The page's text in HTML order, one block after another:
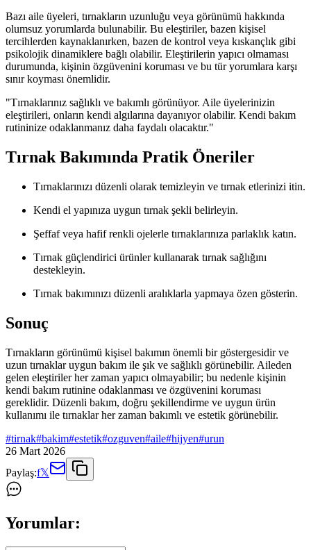
Bazı aile üyeleri, tırnakların uzunluğu veya görünümü hakkında
olumsuz yorumlarda bulunabilir. Bu eleştiriler, bazen kişisel
tercihlerden kaynaklanırken, bazen de kontrol veya kıskançlık gibi
psikolojik dinamiklere bağlı olabilir. Eleştirilerin yapıcı olmaması
durumunda, kişinin özgüvenini koruması ve bu tür yorumlara karşı
sınır koyması önemlidir.
"Tırnaklarınız sağlıklı ve bakımlı görünüyor. Aile üyelerinizin
eleştirileri, onların kendi algılarına dayanıyor olabilir. Kendi bakım
rutininize odaklanmanız daha faydalı olacaktır."
Tırnak Bakımında Pratik Öneriler
Tırnaklarınızı düzenli olarak temizleyin ve tırnak etlerinizi itin.
Kendi el yapınıza uygun tırnak şekli belirleyin.
Şeffaf veya hafif renkli ojelerle tırnaklarınıza parlaklık katın.
Tırnak güçlendirici ürünler kullanarak tırnak sağlığını
destekleyin.
Tırnak bakımınızı düzenli aralıklarla yapmaya özen gösterin.
Sonuç
Tırnakların görünümü kişisel bakımın önemli bir göstergesidir ve
uzun tırnaklar uygun bakım ile şık ve sağlıklı görünebilir. Aileden
gelen eleştiriler her zaman yapıcı olmayabilir; bu nedenle kişinin
kendi bakım rutinine odaklanması ve özgüvenini koruması
gereklidir. Düzenli bakım, doğru şekillendirme ve uygun ürün
kullanımı ile tırnaklar her zaman bakımlı ve estetik görünebilir.
#tirnak#bakim#estetik#ozguven#aile#hijyen#urun
26 Mart 2026
Paylaş:f𝕏
Yorumlar: